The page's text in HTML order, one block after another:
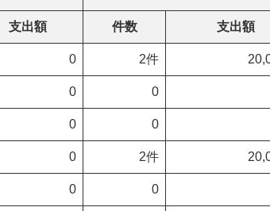
支出額 件数 支出額
0 2件
0 0
0 0
0 2件
0 0